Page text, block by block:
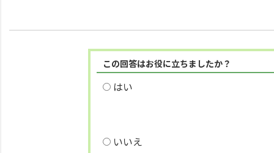
この回答はお役に立ちましたか？
はい
いいえ